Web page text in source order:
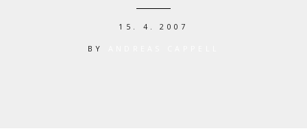
15. 4. 2007
BY